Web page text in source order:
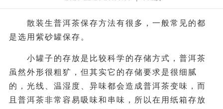
散装生普洱茶保存方法有很多，一般常见的都
是选用紫砂罐保存。
小罐子的存放是比较科学的存储方式，普洱茶
虽然外形很粗犷，但其实它的存储要求是很细腻
的，光线、温湿度、异味都会造成普洱茶变味，而
且普洱茶非常容易吸味和串味，所以在用纸箱存放